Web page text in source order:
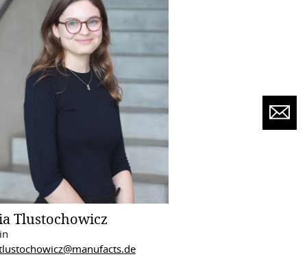
Tlustochowicz